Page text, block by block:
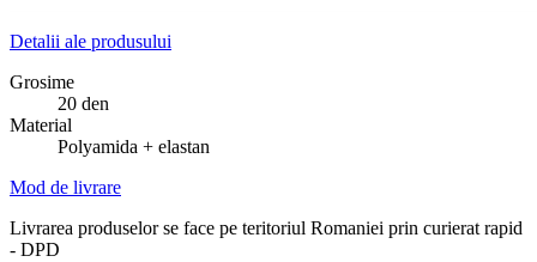
Detalii ale produsului
Grosime
20 den
Material
Polyamida + elastan
Mod de livrare
Livrarea produselor se face pe teritoriul Romaniei prin curierat rapid
- DPD